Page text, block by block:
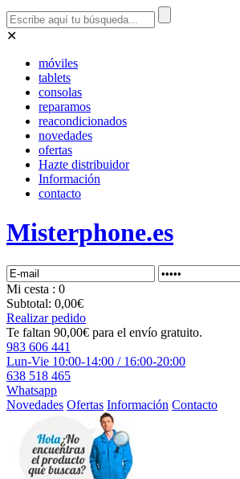
✕
móviles
tablets
consolas
reparamos
reacondicionados
novedades
ofertas
Hazte distribuidor
Información
contacto
Misterphone.es
Mi cesta : 0
Subtotal: 0,00€
Realizar pedido
Te faltan 90,00€ para el envío gratuito.
983 606 441
Lun-Vie 10:00-14:00 / 16:00-20:00
638 518 465
Whatsapp
Novedades Ofertas Información Contacto